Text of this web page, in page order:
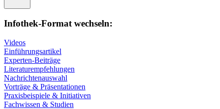
Infothek-Format wechseln:
Videos
Einführungsartikel
Experten-Beiträge
Literaturempfehlungen
Nachrichtenauswahl
Vorträge & Präsentationen
Praxisbeispiele & Initiativen
Fachwissen & Studien